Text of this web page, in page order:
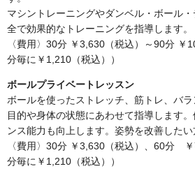
マシントレーニングやダンベル・ボール
全で効果的なトレーニングを指導します。
〈費用〉30分 ￥3,630（税込）～90分 ￥
分毎に￥1,210（税込））
ボールプライベートレッスン
ボールを使ったストレッチ、筋トレ、バ
目的や身体の状態にあわせて指導します
ンス能力も向上します。姿勢を改善したい
〈費用〉30分 ￥3,630（税込）、60分
分毎に￥1,210（税込））